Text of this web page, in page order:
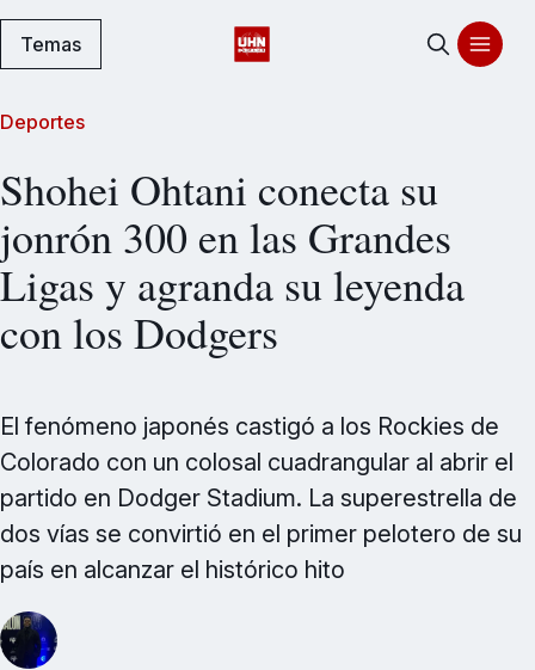
Temas
Deportes
Shohei Ohtani conecta su
jonrón 300 en las Grandes
Ligas y agranda su leyenda
con los Dodgers
El fenómeno japonés castigó a los Rockies de
Colorado con un colosal cuadrangular al abrir el
partido en Dodger Stadium. La superestrella de
dos vías se convirtió en el primer pelotero de su
país en alcanzar el histórico hito